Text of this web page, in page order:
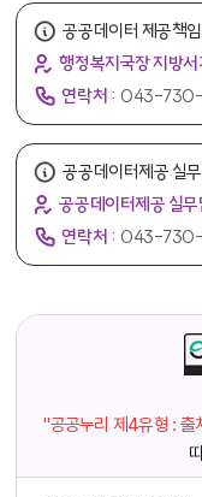
공공데이터 제공책
행정복지국장 지방서
연락처 : 043-
공공데이터제공 실
공공데이터제공 실무
연락처 : 043-
"공공누리 제4유형 : 출